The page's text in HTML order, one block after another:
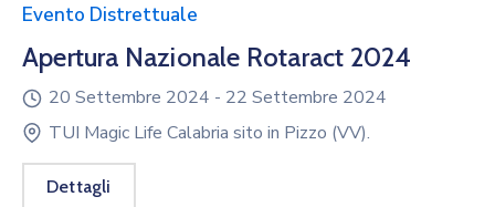
Evento Distrettuale
Apertura Nazionale Rotaract 2024
20 Settembre 2024 - 22 Settembre 2024
TUI Magic Life Calabria sito in Pizzo (VV).
Dettagli